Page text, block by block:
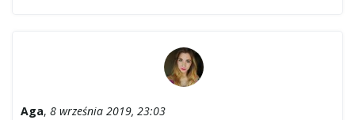
Aga, 8 września 2019, 23:03